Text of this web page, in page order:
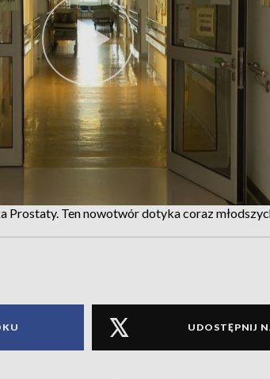
Prostaty. Ten nowotwór dotyka coraz
UDOSTĘPNIJ